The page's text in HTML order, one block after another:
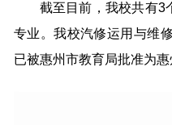
截至目前，我校共有3
专业。我校汽修运用与维
已被惠州市教育局批准为惠